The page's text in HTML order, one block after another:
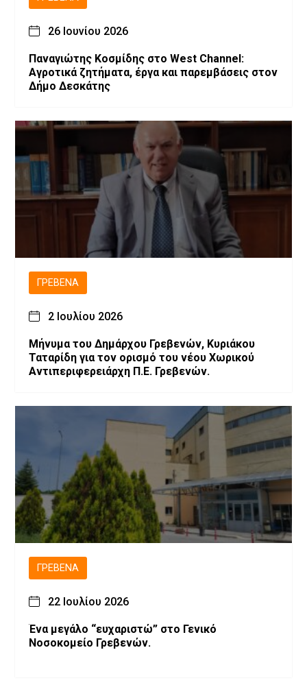
26 Ιουνίου 2026
Παναγιώτης Κοσμίδης στο West Channel:
Αγροτικά ζητήματα, έργα και παρεμβάσεις στον
Δήμο Δεσκάτης
ΓΡΕΒΕΝΆ
2 Ιουλίου 2026
Μήνυμα του Δημάρχου Γρεβενών, Κυριάκου
Ταταρίδη για τον ορισμό του νέου Χωρικού
Αντιπεριφερειάρχη Π.Ε. Γρεβενών.
ΓΡΕΒΕΝΆ
22 Ιουλίου 2026
Ένα μεγάλο “ευχαριστώ” στο Γενικό
Νοσοκομείο Γρεβενών.